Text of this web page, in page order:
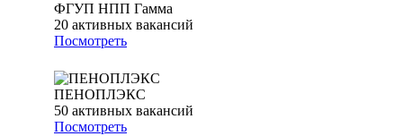
ФГУП НПП Гамма
20 активных вакансий
Посмотреть
ПЕНОПЛЭКС
50 активных вакансий
Посмотреть